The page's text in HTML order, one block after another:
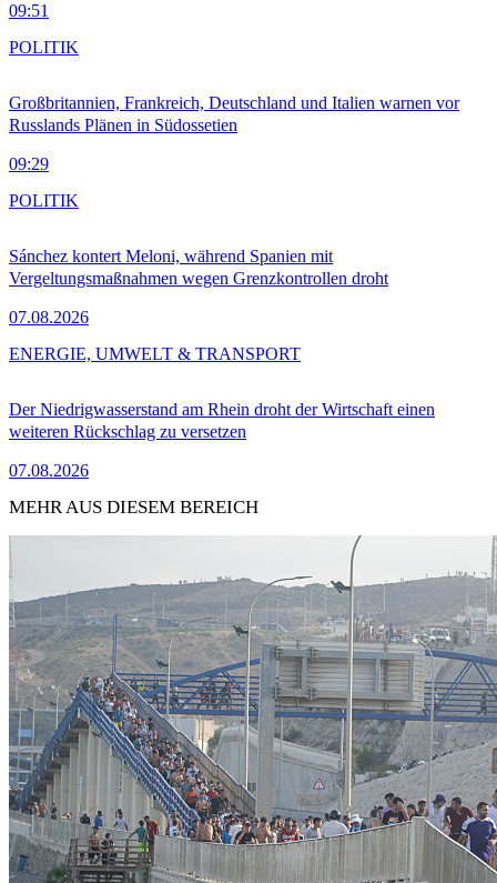
09:51
Großbritannien, Frankreich, Deutschland und Italien warnen vor
Russlands Plänen in Südossetien
09:29
POLITIK
Sánchez kontert Meloni, während Spanien mit
Vergeltungsmaßnahmen wegen Grenzkontrollen droht
07.08.2026
POLITIK
Der Niedrigwasserstand am Rhein droht der Wirtschaft einen
weiteren Rückschlag zu versetzen
07.08.2026
ENERGIE, UMWELT & TRANSPORT
MEHR AUS DIESEM BEREICH